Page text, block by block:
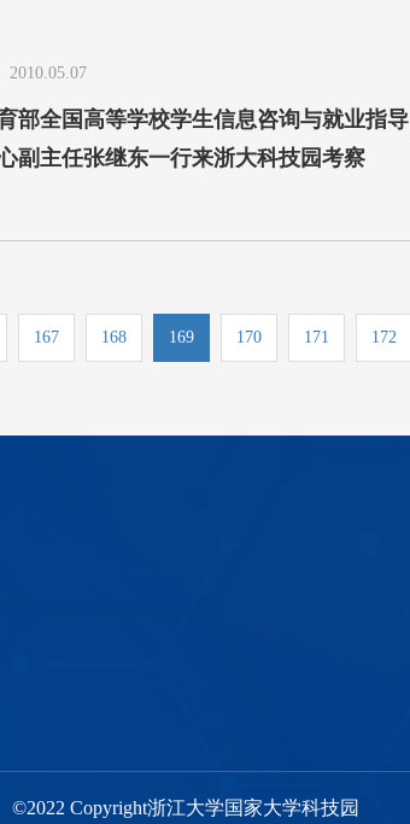
2010.05.07
部全国高等学校学生信息咨询与就业指导
副主任张继东一行来浙大科技园考察
167 168 169 170 171 172
©2022 Copyright浙江大学国家大学科技园